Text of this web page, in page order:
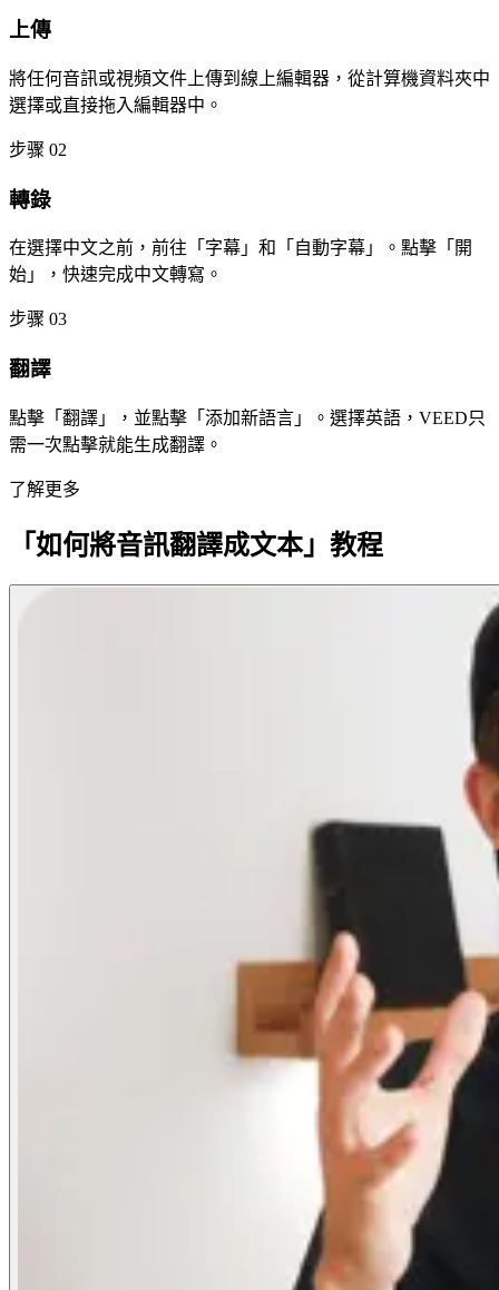
上傳
將任何音訊或視頻文件上傳到線上編輯器，從計算機資料夾中
選擇或直接拖入編輯器中。
步骤 02
轉錄
在選擇中文之前，前往「字幕」和「自動字幕」。點擊「開
始」，快速完成中文轉寫。
步骤 03
翻譯
點擊「翻譯」，並點擊「添加新語言」。選擇英語，VEED只
需一次點擊就能生成翻譯。
了解更多
「如何將音訊翻譯成文本」教程